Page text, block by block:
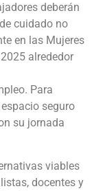
deberán
cuidado no
en las Mujeres
alrededor
Para
seguro
su jornada
viables
docentes y